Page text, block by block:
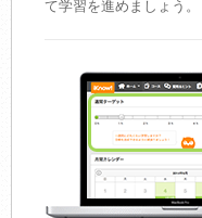
て学習を進めましょう。